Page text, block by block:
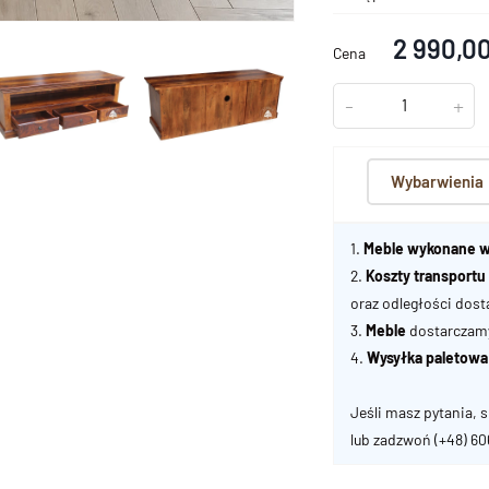
Cena 2
- +
Wybarwienia
1.Meble wykonane
2.Koszty
oraz odległości
3.Meble
4.Wysyłka paletowa
Jeśli masz pytania,
lub zadzwoń(+48)